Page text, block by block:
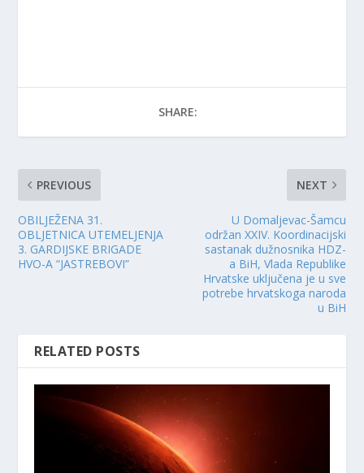
SHARE:
PREVIOUS
OBILJEŽENA 31.
OBLJETNICA UTEMELJENJA
3. GARDIJSKE BRIGADE
HVO-A “JASTREBOVI”
NEXT
U Domaljevac-Šamcu
održan XXIV. Koordinacijski
sastanak dužnosnika HDZ-
a BiH, Vlada Republike
Hrvatske uključena je u sve
potrebe hrvatskoga naroda
u BiH
RELATED POSTS